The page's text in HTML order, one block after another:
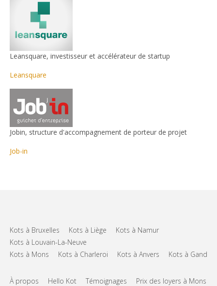
Leansquare, investisseur et accélérateur de startup
Leansquare
Jobin, structure d'accompagnement de porteur de projet
Job-in
Kots à Bruxelles Kots à Liège
Kots à Namur
Kots à Louvain-La-Neuve
Kots à Mons
Kots à Charleroi Kots à Anvers Kots à Gand
À propos Hello Kot Témoignages Prix des loyers à Mons